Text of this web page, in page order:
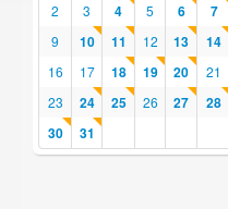
2
3 4 5 6 7
9
10 11 12 13 14
16
17 18 19 20 21
23 24 25 26 27 28
30 31